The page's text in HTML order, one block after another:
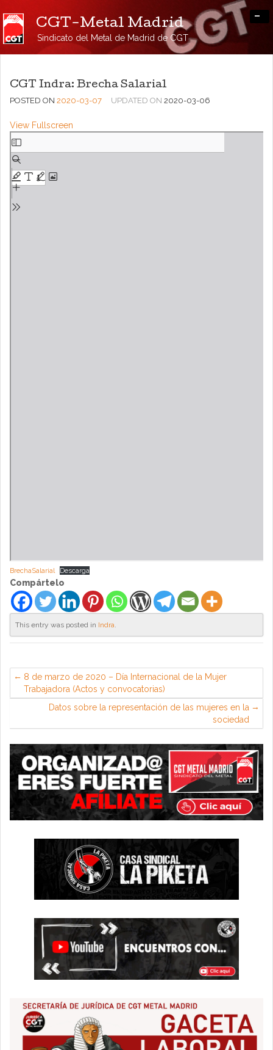
CGT-Metal Madrid
Sindicato del Metal de Madrid de CGT
-
CGT Indra: Brecha Salarial
POSTED ON 2020-03-07 UPDATED ON 2020-03-06
View Fullscreen
Saltar
al
contenido
del
PDF
BrechaSalarial Descarga
Compártelo
This entry was posted in Indra.
8 de marzo de 2020 – Día Internacional de la Mujer
Trabajadora (Actos y convocatorias)
Datos sobre la representación de las mujeres en la
sociedad